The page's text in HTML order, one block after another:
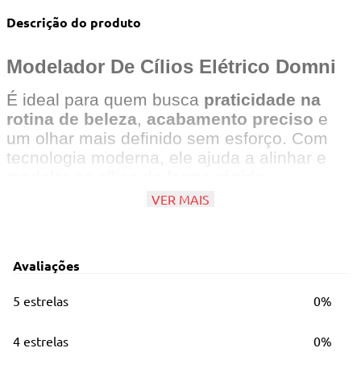
Descrição do produto
Modelador De Cílios Elétrico Domni
É ideal para quem busca praticidade na
rotina de beleza, acabamento preciso e
um olhar mais definido sem esforço. Com
tecnologia moderna, ele ajuda a alinhar e
proporcionando um efeito mais natural e
• Tecnologia segura que não danifica os fios
VER MAIS
Avaliações
5 estrelas 0%
4 estrelas 0%